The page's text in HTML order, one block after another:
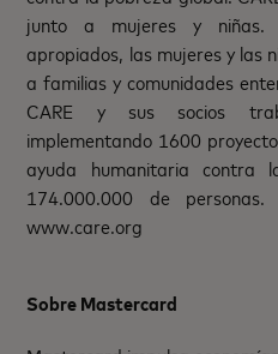
junto a mujeres y niñas.
apropiados, las mujeres y las
a familias y comunidades
CARE y sus socios
implementando 1600
ayuda humanitaria contra
174.000.000 de
www.care.org
Sobre Mastercard